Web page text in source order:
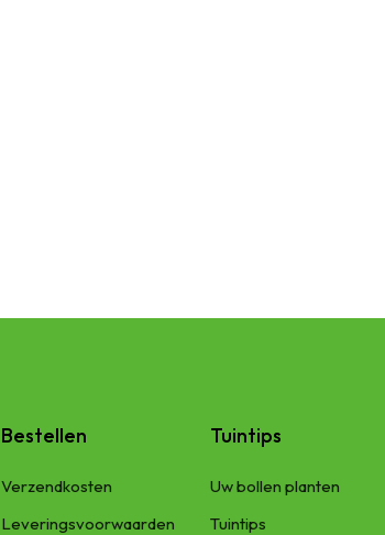
Bestellen
Verzendkosten
Leveringsvoorwaarden
Tuintips
Uw bollen planten
Tuintips